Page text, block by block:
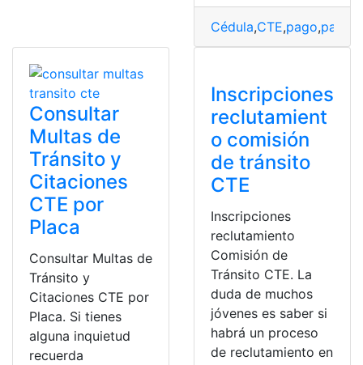
Cédula,CTE,pago,pago
Consultar
Multas de
Tránsito y
Citaciones
CTE por
Placa
Consultar Multas de
Tránsito y
Citaciones CTE por
Placa. Si tienes
alguna inquietud
recuerda
Inscripciones
reclutamient
o comisión
de tránsito
CTE
Inscripciones
reclutamiento
Comisión de
Tránsito CTE. La
duda de muchos
jóvenes es saber si
habrá un proceso
de reclutamiento en